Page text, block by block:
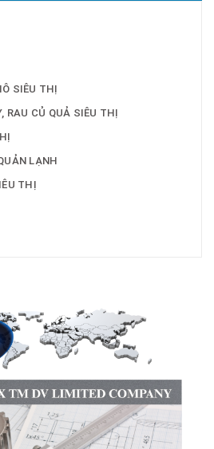
SIÊU THỊ
RAU CỦ QUẢ SIÊU THỊ
LẠNH
THỊ